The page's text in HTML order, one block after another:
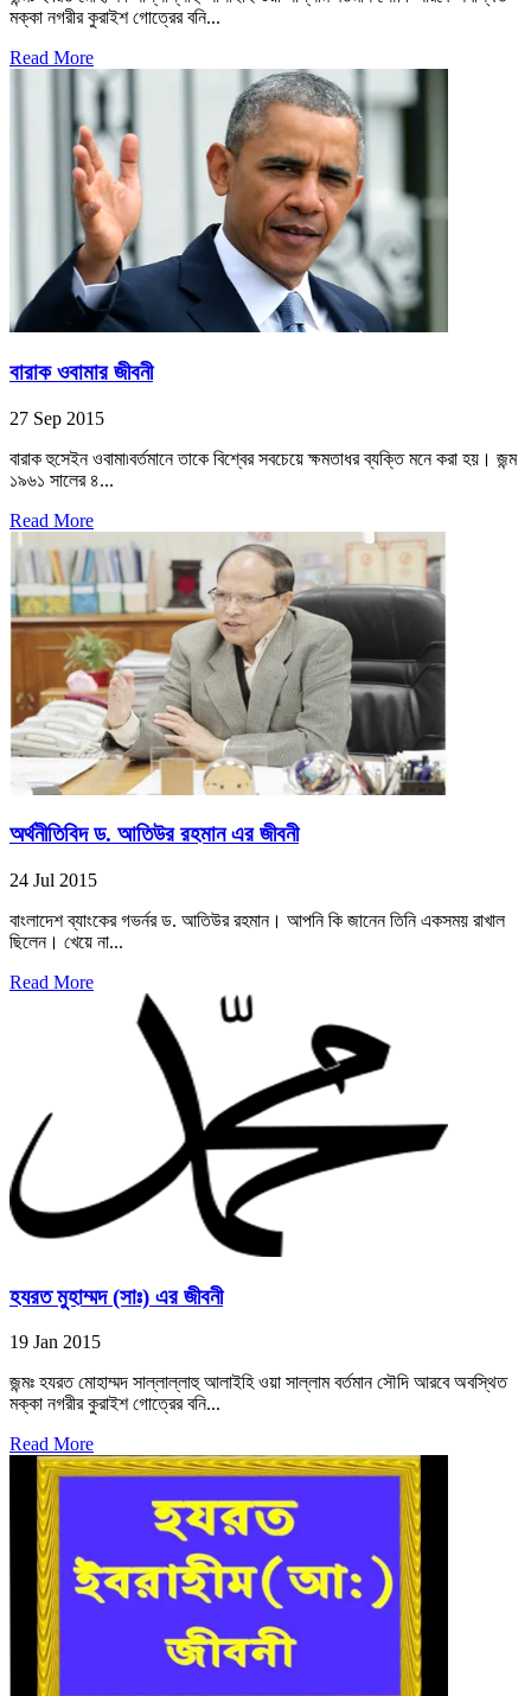
মক্কা নগরীর কুরাইশ গোত্রের বনি...
Read More
বারাক ওবামার জীবনী
27 Sep 2015
বারাক হুসেইন ওবামা৷বর্তমানে তাকে বিশ্বের সবচেয়ে ক্ষমতাধর ব্যক্তি মনে করা হয়। জন্ম
১৯৬১ সালের ৪...
Read More
অর্থনীতিবিদ ড. আতিউর রহমান এর জীবনী
24 Jul 2015
বাংলাদেশ ব্যাংকের গভর্নর ড. আতিউর রহমান। আপনি কি জানেন তিনি একসময় রাখাল
ছিলেন। খেয়ে না...
Read More
হযরত মুহাম্মদ (সাঃ) এর জীবনী
19 Jan 2015
জন্মঃ হযরত মোহাম্মদ সাল্লাল্লাহু আলাইহি ওয়া সাল্লাম বর্তমান সৌদি আরবে অবস্থিত
মক্কা নগরীর কুরাইশ গোত্রের বনি...
Read More